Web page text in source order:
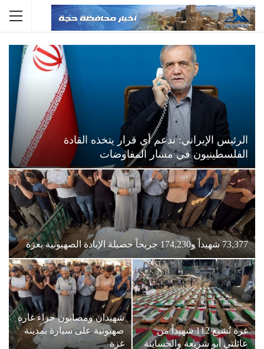
الرئيس الإيراني: ندعم أي قرار يتخذه القادة
الفلسطينيون في مسار المفاوضات
73,377 شهيداً و174,230 جريحاً حصيلة الإبادة الصهيونية بغزة
غزة تُشيع 112 شهيداً من
عائلتي أبو شريعة والحساينة
شهيدان ومصابون جراء غارة
صهيونية على سيارة بمدينة
غزة